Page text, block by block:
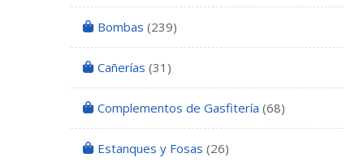
Bombas (239)
Cañerías (31)
Complementos de Gasfitería (68)
Estanques y Fosas (26)